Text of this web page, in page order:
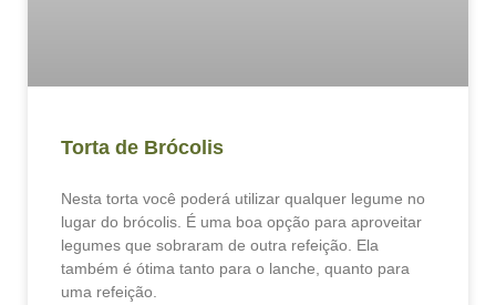
Torta de Brócolis
Nesta torta você poderá utilizar qualquer legume no
lugar do brócolis. É uma boa opção para aproveitar
legumes que sobraram de outra refeição. Ela
também é ótima tanto para o lanche, quanto para
uma refeição.